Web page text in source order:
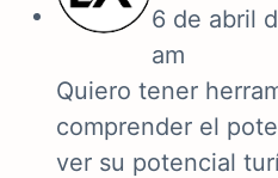
6 de abril
am
Quiero tener
comprender el
ver su potencial